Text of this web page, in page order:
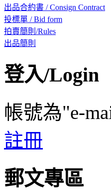
出品合約書 / Consign Contract
投標單 / Bid form
拍賣簡則/Rules
出品簡則
登入/Login
帳號為"e-
註冊
郵文專區